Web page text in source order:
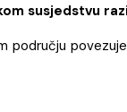
susjedstvu